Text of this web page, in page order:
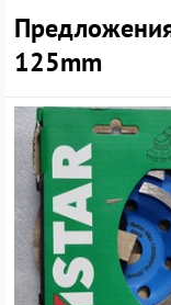
125mm